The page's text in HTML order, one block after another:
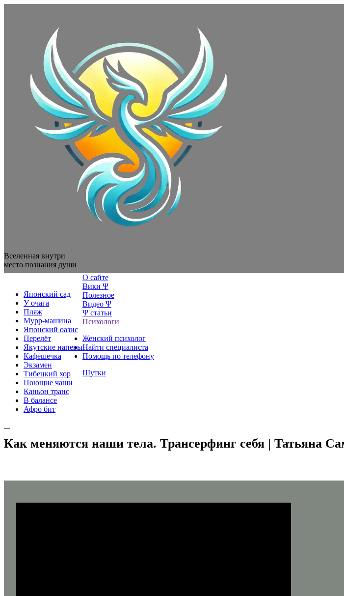
Вселенная внутри
место познания души
Японский сад
У очага
Пляж
Мурр-машина
Японский оазис
Перелёт
Якутские напевы
Кафешечка
Экзамен
Тибецкий хор
Поющие чаши
Каньон транс
В балансе
Афро бит
О сайте
Вики Ψ
Полезное
Видео Ψ
Ψ статьи
Психологи
Женский психолог
Найти специалиста
Помощь по телефону
Шутки
Как меняются наши тела. Трансерфинг себя | Татьяна